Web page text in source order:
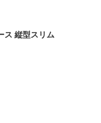
ス 縦型スリム